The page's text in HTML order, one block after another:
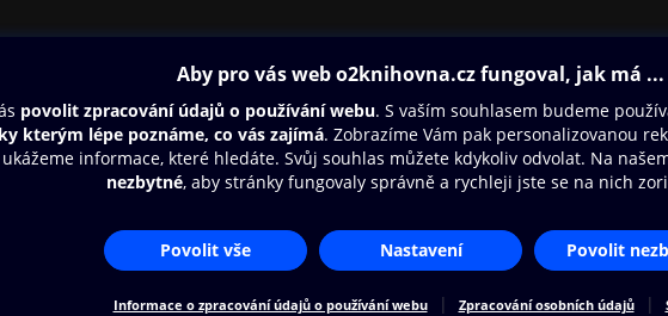
Dárkový poukaz
Nápověda
Napište nám
Oneplay Originály
Sport
Nákupní řád Přístupnost Zásady zpracování osobních údajů Cookies